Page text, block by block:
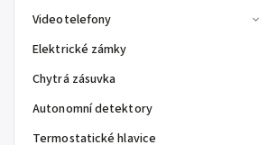
Videotelefony
Elektrické zámky
Chytrá zásuvka
Autonomní detektory
Termostatické hlavice